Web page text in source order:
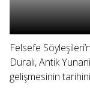
Felsefe
Duralı, Antik
gelişmesinin